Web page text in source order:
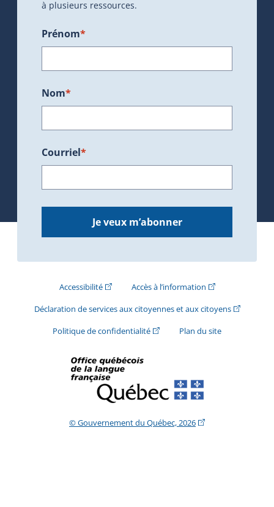
à plusieurs ressources.
Prénom*
Nom*
Courriel*
Je veux m’abonner
Accessibilité(Cet hyperlien externe s'ouvrira dans une
Accès à l’information(Cet hyperlien
Déclaration de services aux citoyennes et aux citoyens(Cet
Politique de confidentialité(Cet hyperlien externe s'ouvrira
Plan du site
© Gouvernement du Québec, 2026(Cet hyperlien